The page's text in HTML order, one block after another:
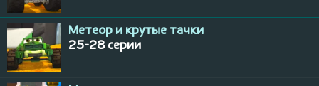
Метеор и крутые тачки
25-28 серии